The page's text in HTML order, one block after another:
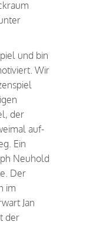
und bin
Wir
der
auf-
Ein
Neuhold
Der
im
Jan
der